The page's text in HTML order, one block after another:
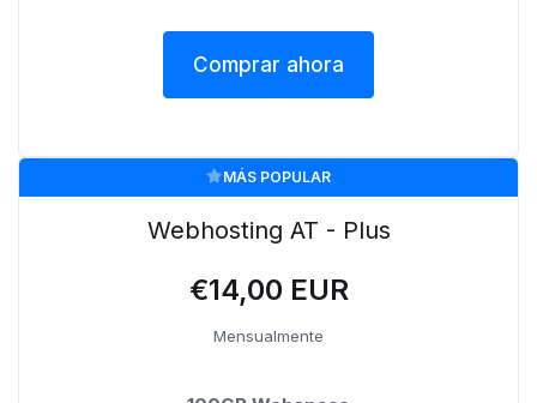
Comprar ahora
MÁS POPULAR
Webhosting AT - Plus
€14,00 EUR
Mensualmente